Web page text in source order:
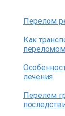
Перелом
Как
лечения
Перелом